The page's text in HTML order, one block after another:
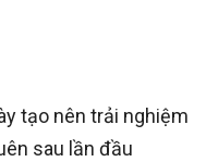
tạo nên trải nghiệm
sau lần đầu